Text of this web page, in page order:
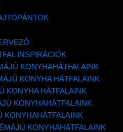
INSPIRÁCIÓK
KONYHAHÁTFALAINK
KONYHA HÁTFALAINK
KONYHA HÁTFALAINK
KONYHAHÁTFALAINK
KONYHAHÁTFALAINK
KONYHAHÁTFALAINK